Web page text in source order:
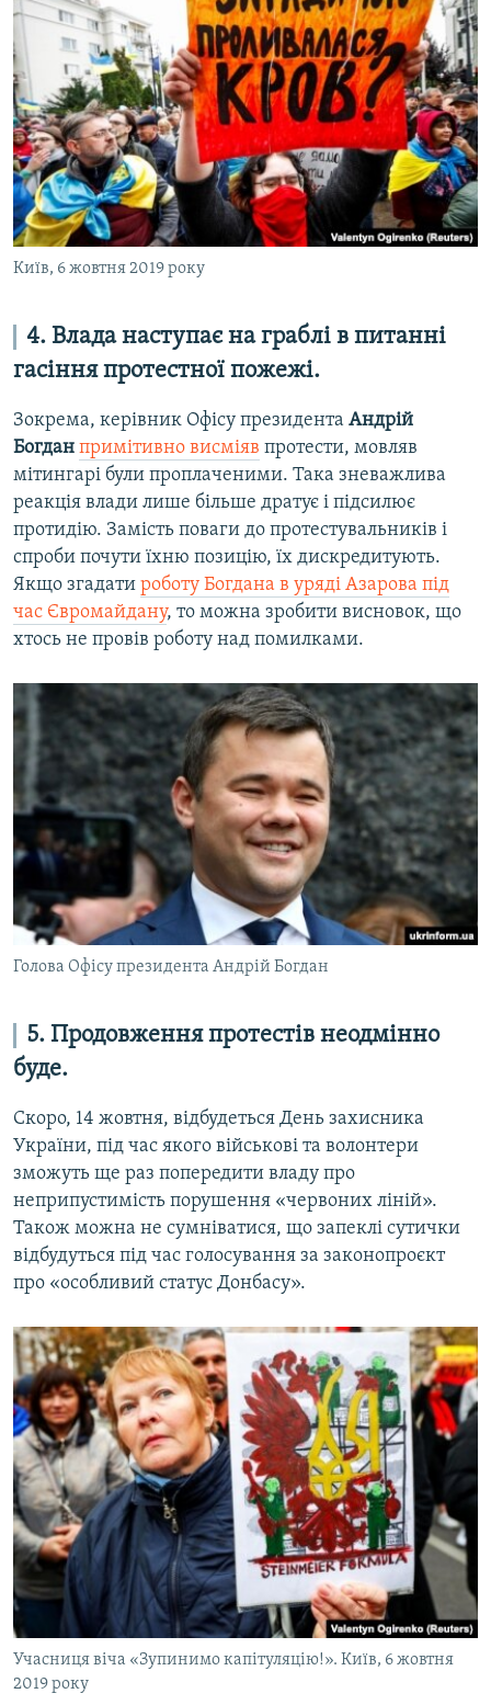
Київ, 6 жовтня 2019 року
4. Влада наступає на граблі в питанні
гасіння протестної пожежі.
Зокрема, керівник Офісу президента Андрій
Богдан примітивно висміяв протести, мовляв
мітингарі були проплаченими. Така зневажлива
реакція влади лише більше дратує і підсилює
протидію. Замість поваги до протестувальників і
спроби почути їхню позицію, їх дискредитують.
Якщо згадати роботу Богдана в уряді Азарова під
час Євромайдану, то можна зробити висновок, що
хтось не провів роботу над помилками.
Голова Офісу президента Андрій Богдан
5. Продовження протестів неодмінно
буде.
Скоро, 14 жовтня, відбудеться День захисника
України, під час якого військові та волонтери
зможуть ще раз попередити владу про
неприпустимість порушення «червоних ліній».
Також можна не сумніватися, що запеклі сутички
відбудуться під час голосування за законопроєкт
про «особливий статус Донбасу».
Учасниця віча «Зупинимо капітуляцію!». Київ, 6 жовтня
2019 року